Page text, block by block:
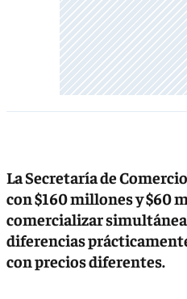
La Secretaría de
con $160 millones y $60
comercializar
diferencias
con precios diferentes.